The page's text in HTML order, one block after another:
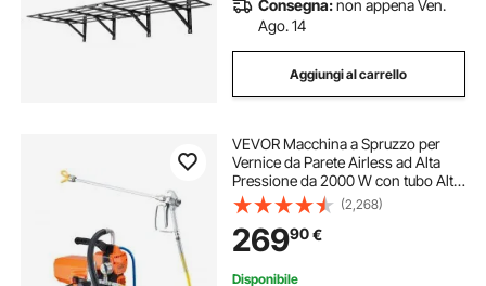
Consegna:non appena Ven.
Ago. 14
Aggiungi al carrello
VEVOR Macchina a Spruzzo per
Vernice da Parete Airless ad Alta
Pressione da 2000 W con tubo Alta
Pressione, Macchina per
Spruzzatura da Parete, per Interni
Esterni a Base d'Acqua e a Base di
Olio
(2,268)
26990€
Disponibile